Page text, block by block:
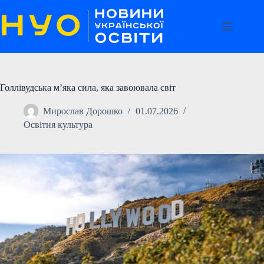
до
вмісту
Голлівудська м’яка сила, яка завоювала світ
Мирослав Дорошко
01.07.2026
Освітня культура